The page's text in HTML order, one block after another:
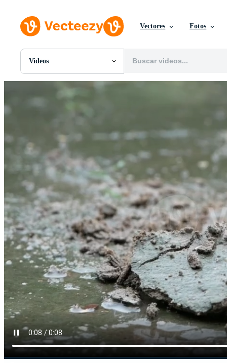
Vectores Fotos
Videos
Todas Imágenes
Vectores
Videos
Gráficos en Movimiento
Imágenes Editoriales
Eventos Editoriales